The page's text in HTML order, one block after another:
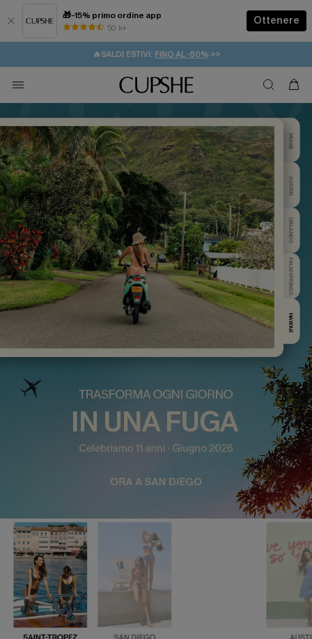
🎁-15% primo ordine app
50 k+
Ottenere
⚡️-15% SUGLI ESSENZIALI DA VACANZA | ACQUISTA
🔥SALDI ESTIVI:
🚚SPEDIZIONE GRATUITA DA 49€
💌REGALO PER I NUOVI: 20% DI SCONTO*